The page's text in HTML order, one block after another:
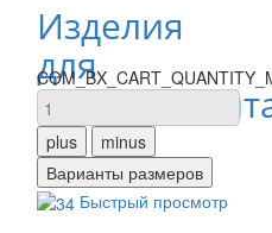
Изделия
для
Быстрый просмотр